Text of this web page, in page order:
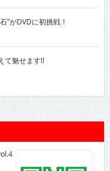
”がDVDに初挑戦！
て魅せます!!